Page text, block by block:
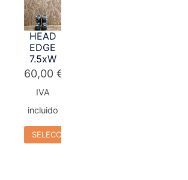
HEAD
EDGE
7.5xW
60,00 €
IVA
incluido
SELECCIONAR OPCIONES